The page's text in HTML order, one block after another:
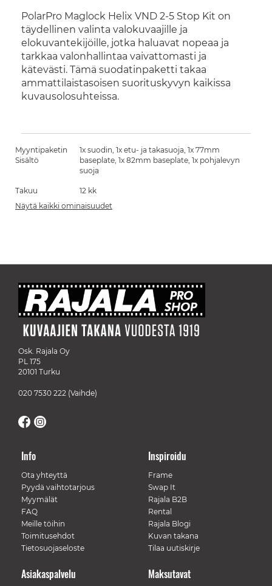
PolarPro Maglock Helix VND 2-5 Stop Kit on
täydellinen valinta valokuvaajille ja
elokuvantekijöille, jotka haluavat nopeaa ja
tarkkaa valonhallintaa vaivattomasti ja
kätevästi. Tämä suodatinpaketti takaa
ammattilaistasoisen suorituskyvyn kaikissa
kuvausolosuhteissa.
Myyntipaketin
Sisältö
1x suodin, 1x etu- ja takasuoja, 1x 77mm
baseplate, 1x 82mm baseplate, 1x pohjalevyn
suoja
Takuu
12 kk
Näytä kaikki ominaisuudet
Osk. Rajala Oy
PL 175
20101 Turku
020 7530 222 (Vaihde)
Info
Ota yhteyttä
Pyydä vaihtotarjous
Myymälät
FAQ
Meille töihin
Toimitusehdot
Tietosuojaseloste
Inspiroidu
Frame
Swap It
Rajala B2B
Rental
Rajala Blogi
Kuvan takana
Tilaa uutiskirje
Maksutavat
Asiakaspalvelu